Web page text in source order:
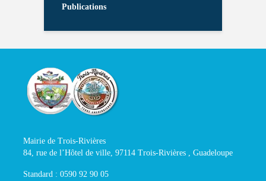
Publications
Mairie de Trois-Rivières
84, rue de l’Hôtel de ville, 97114 Trois-Rivières , Guadeloupe
Standard : 0590 92 90 05